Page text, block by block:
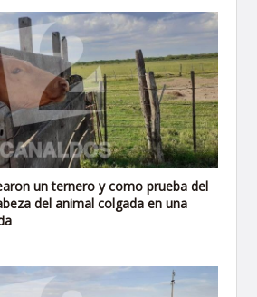
un ternero y como prueba del
del animal colgada en una